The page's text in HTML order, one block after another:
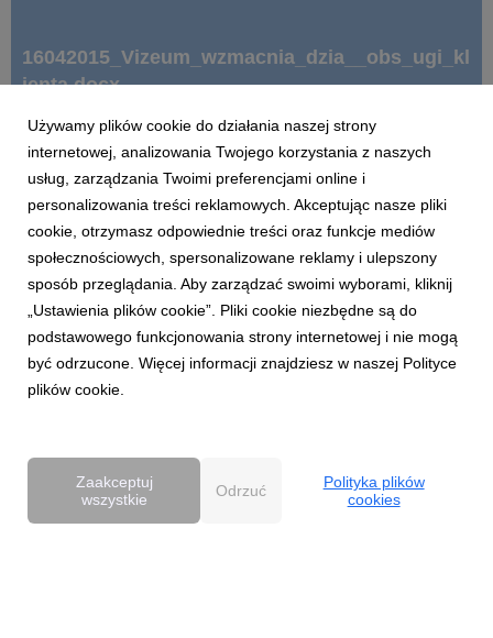
16042015_Vizeum_wzmacnia_dzia__obs_ugi_kl
ienta.docx
docx|42,4 KB
Natalia_Zadykowicz_Vizeum.jpg
grafika| 849 KB
Używamy plików cookie do działania naszej strony
internetowej, analizowania Twojego korzystania z naszych
usług, zarządzania Twoimi preferencjami online i
personalizowania treści reklamowych. Akceptując nasze pliki
cookie, otrzymasz odpowiednie treści oraz funkcje mediów
społecznościowych, spersonalizowane reklamy i ulepszony
sposób przeglądania. Aby zarządzać swoimi wyborami, kliknij
„Ustawienia plików cookie”. Pliki cookie niezbędne są do
podstawowego funkcjonowania strony internetowej i nie mogą
być odrzucone. Więcej informacji znajdziesz w naszej Polityce
plików cookie.
Zaakceptuj
wszystkie
Odrzuć
Polityka plików
cookies